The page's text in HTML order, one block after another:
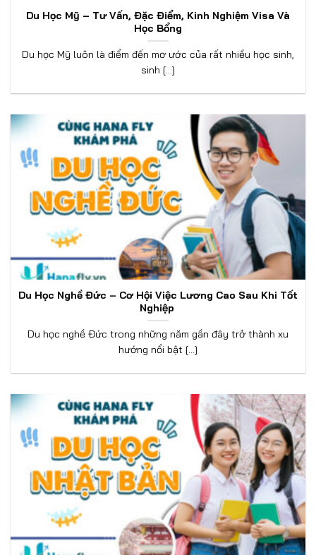
Du Học Mỹ – Tư Vấn, Đặc Điểm, Kinh Nghiệm Visa Và
Học Bổng
Du học Mỹ luôn là điểm đến mơ ước của rất nhiều học sinh,
sinh [...]
Du Học Nghề Đức – Cơ Hội Việc Lương Cao Sau Khi Tốt
Nghiệp
Du học nghề Đức trong những năm gần đây trở thành xu
hướng nổi bật [...]